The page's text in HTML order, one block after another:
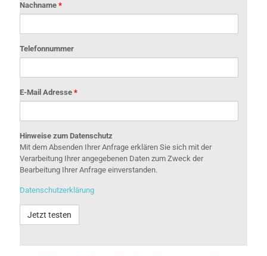
Nachname *
Telefonnummer
E-Mail Adresse *
Hinweise zum Datenschutz
Mit dem Absenden Ihrer Anfrage erklären Sie sich mit der
Verarbeitung Ihrer angegebenen Daten zum Zweck der
Bearbeitung Ihrer Anfrage einverstanden.
Datenschutzerklärung